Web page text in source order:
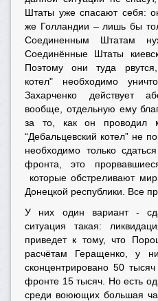
Штаты уже спасают себя:
же Голландии – лишь бы
Соединенным Штатам
Соединённые Штаты
Поэтому они туда
котел" необходимо
Захарченко действует
вообще, отдельную ему
за то, как он проводил
“Дебальцевский котел” не
необходимо только
фронта, это
которые обстреливают
Донецкой республики. Все
У них один вариант -
ситуация такая:
приведет к тому, что
расчётам Геращенко, у
сконцентрировано 50
фронте 15 тысяч. Но есть
среди воюющих большая